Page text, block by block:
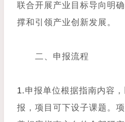
联合开展产业目标导向明
撑和引领产业创新发展。
二、申报流程
1.申报单位根据指南内容
报，项目可下设子课题。